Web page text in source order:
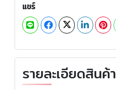
แชร์
รายละเอียดสินค้า